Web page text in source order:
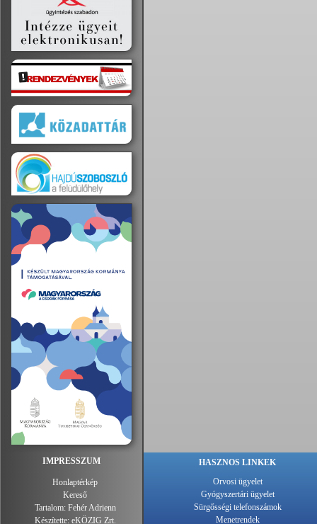
IMPRESSZUM
Honlaptérkép
Kereső
Tartalom: Fehér Adrienn
Készítette: eKÖZIG Zrt.
HASZNOS LINKEK
Orvosi ügyelet
Gyógyszertári ügyelet
Sürgősségi telefonszámok
Menetrendek